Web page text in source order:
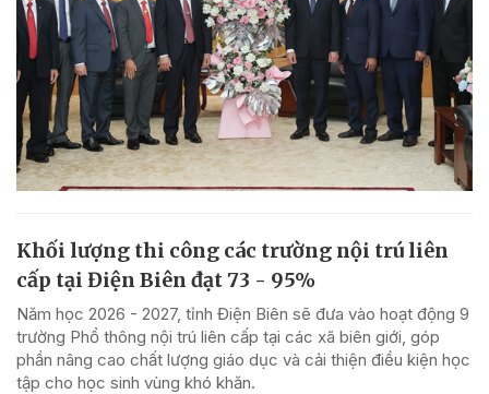
Khối lượng thi công các trường nội trú liên
cấp tại Điện Biên đạt 73 - 95%
Năm học 2026 - 2027, tỉnh Điện Biên sẽ đưa vào hoạt động 9
trường Phổ thông nội trú liên cấp tại các xã biên giới, góp
phần nâng cao chất lượng giáo dục và cải thiện điều kiện học
tập cho học sinh vùng khó khăn.